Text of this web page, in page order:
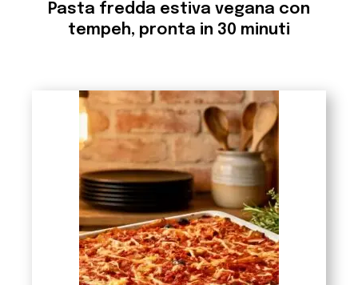
Pasta fredda estiva vegana con
tempeh, pronta in 30 minuti